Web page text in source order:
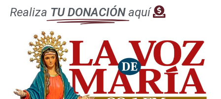
¿Por qué me buscabais? ¿No sabíais que es
necesario que yo esté en las cosas de mi Padre?”: La
Virgen María no entiende, pero se fía de Jesús
porque los planes de Dios son más grandes que los
planes de los hombres.
Leer más
Realiza TU DONACIÓN aquí